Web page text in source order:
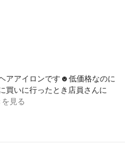
アアイロンです☻低価格なのに
買いに行ったとき店員さんに
見る